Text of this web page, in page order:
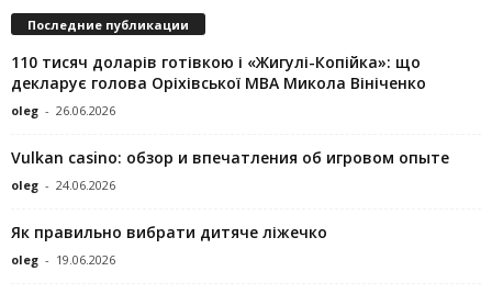
Последние публикации
110 тисяч доларів готівкою і «Жигулі-Копійка»: що
декларує голова Оріхівської МВА Микола Вініченко
oleg - 26.06.2026
Vulkan casino: обзор и впечатления об игровом опыте
oleg - 24.06.2026
Як правильно вибрати дитяче ліжечко
oleg - 19.06.2026